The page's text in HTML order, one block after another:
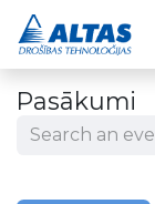
Pasākumi